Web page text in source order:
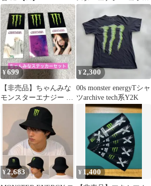
Tシャツ ANVIL
¥699
【非売品】ちゃんみな
モンスターエナジー コ
ラボステッカー 3種セ
ット 限定
¥2,300
00s monster energyTシャ
ツarchive tech系Y2K
¥2,683 ¥ 1,400